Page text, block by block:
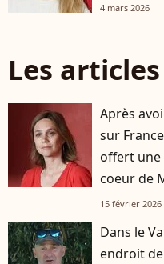
4 mars 2026
Les
Après
sur
offert une
coeur de
15 février 2026
Dans le
endroit